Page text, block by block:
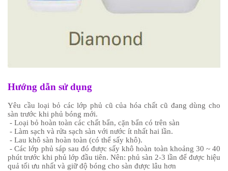
Hướng dẫn sử dụng
Yêu cầu loại bỏ các lớp phủ cũ của hóa chất cũ đang dùng cho
sàn trước khi phủ bóng mới.
- Loại bỏ hoàn toàn các chất bẩn, cặn bẩn có trên sàn
- Làm sạch và rửa sạch sàn với nước ít nhất hai lần.
- Lau khô sàn hoàn toàn (có thể sấy khô).
- Các lớp phủ sáp sau đó được sấy khô hoàn toàn khoảng 30 ~ 40
phút trước khi phủ lớp đầu tiên. Nên: phủ sàn 2-3 lần để được hiệu
quả tối ưu nhất và giữ độ bóng cho sàn được lâu hơn